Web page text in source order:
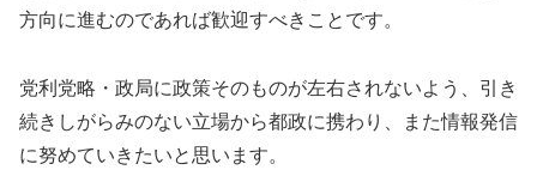
方向に進むのであれば歓迎すべきことです。
党利党略・政局に政策そのものが左右されないよう、引き
続きしがらみのない立場から都政に携わり、また情報発信
に努めていきたいと思います。